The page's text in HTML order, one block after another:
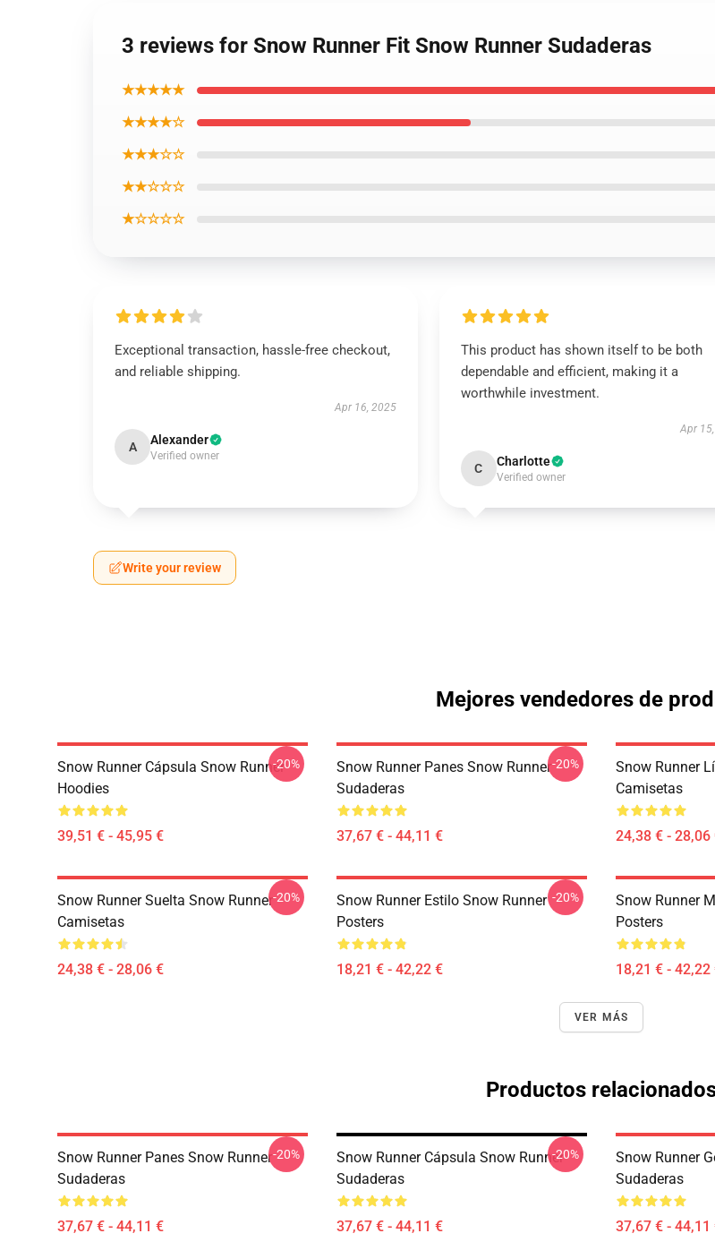
3 reviews for Snow Runner Fit Snow Runner Sudaderas
★★★★★
★★★★☆
★★★☆☆
★★☆☆☆
★☆☆☆☆
Exceptional transaction, hassle-free checkout,
and reliable shipping.
Apr 16, 2025
A Alexander
Verified owner
This product has shown itself to be both
dependable and efficient, making it a
worthwhile investment.
Apr
C Charlotte
Verified owner
Write your review
Mejores vendedores de
Snow Runner Cápsula Snow Runner
Hoodies
39,51 € - 45,95 €
-20%
Snow Runner Panes Snow Runner
Sudaderas
37,67 € - 44,11 €
-20%
Snow Runner
Camisetas
24,38 € - 28,06
Snow Runner Suelta Snow Runner
Camisetas
24,38 € - 28,06 €
-20%
Snow Runner Estilo Snow Runner
Posters
18,21 € - 42,22 €
-20%
Snow Runner
Posters
18,21 € - 42,22
VER MÁS
Productos
Snow Runner Panes Snow Runner
Sudaderas
37,67 € - 44,11 €
-20%
Snow Runner Cápsula Snow Runner
Sudaderas
37,67 € - 44,11 €
-20%
Snow Runner
Sudaderas
37,67 € - 44,11